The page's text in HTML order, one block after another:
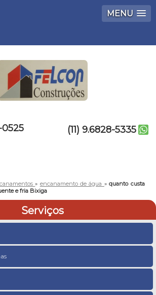
MENU
(11) 9.6828-5335
» encanamento de água »quanto custa
e fria Bixiga
Serviços